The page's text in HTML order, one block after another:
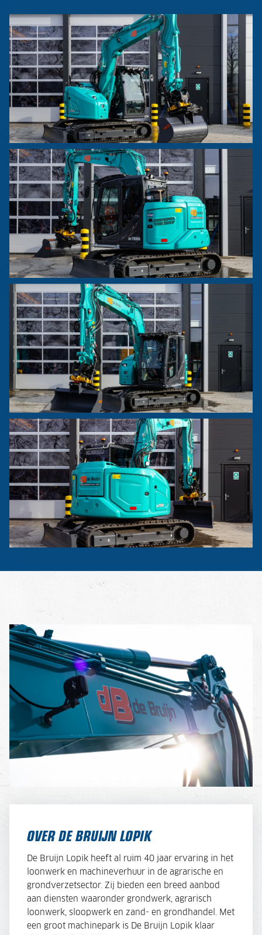
OVER DE BRUIJN LOPIK
De Bruijn Lopik heeft al ruim 40 jaar ervaring in het
loonwerk en machineverhuur in de agrarische en
grondverzetsector. Zij bieden een breed aanbod
aan diensten waaronder grondwerk, agrarisch
loonwerk, sloopwerk en zand- en grondhandel. Met
een groot machinepark is De Bruijn Lopik klaar